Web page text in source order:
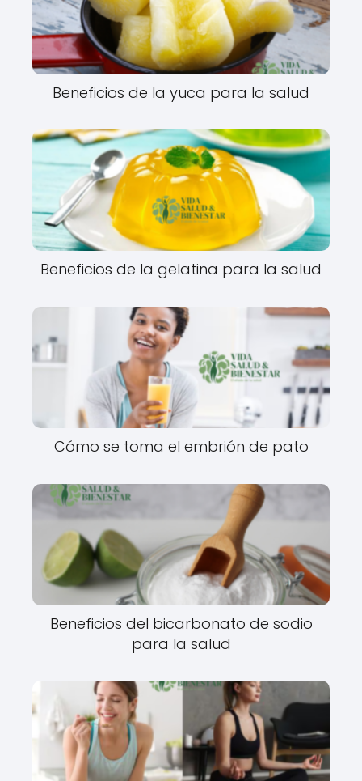
Beneficios de la yuca para la salud
Beneficios de la gelatina para la salud
Cómo se toma el embrión de pato
Beneficios del bicarbonato de sodio
para la salud